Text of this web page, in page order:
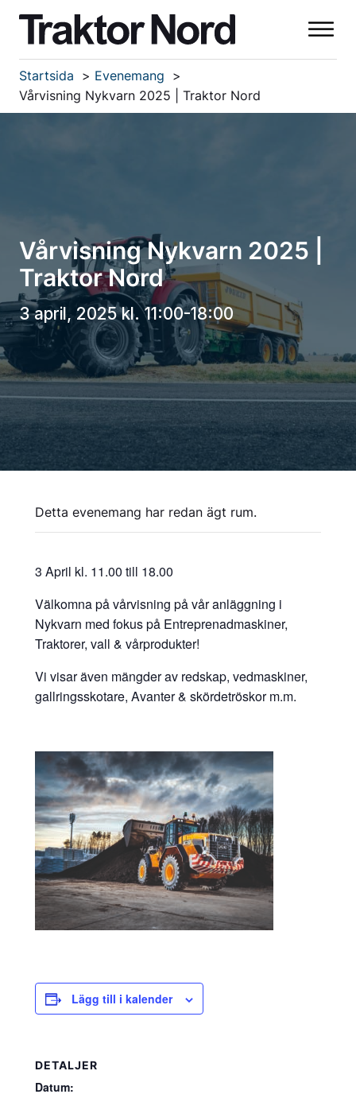
Startsida
Evenemang
Vårvisning Nykvarn 2025 | Traktor Nord
Vårvisning Nykvarn 2025 |
Traktor Nord
3 april, 2025 kl. 11:00-18:00
Detta evenemang har redan ägt rum.
3 April kl. 11.00 till 18.00
Välkomna på vårvisning på vår anläggning i
Nykvarn med fokus på Entreprenadmaskiner,
Traktorer, vall & vårprodukter!
Vi visar även mängder av redskap, vedmaskiner,
gallringsskotare, Avanter & skördetröskor m.m.
Lägg till i kalender
DETALJER
Datum: